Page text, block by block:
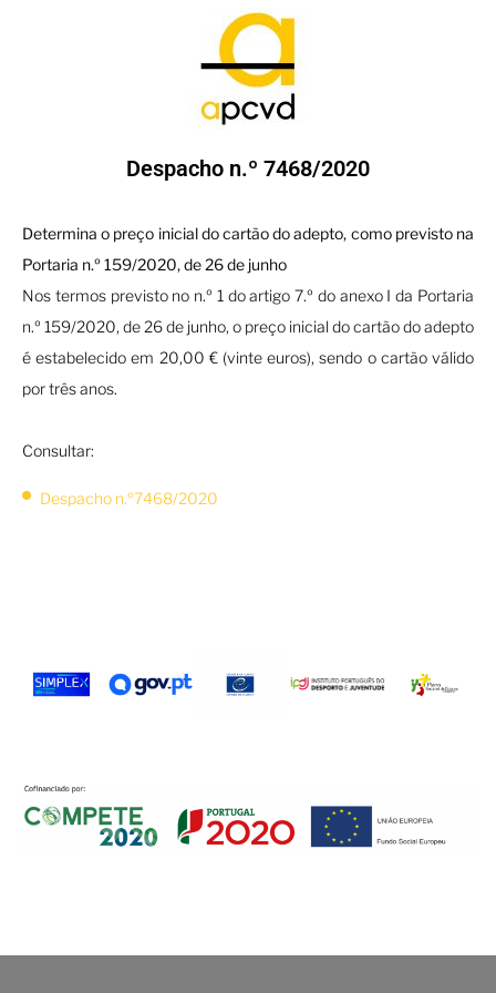
Despacho n.º 7468/2020
Determina o preço inicial do cartão do adepto, como previsto na
Portaria n.º 159/2020, de 26 de junho
Nos termos previsto no n.º 1 do artigo 7.º do anexo I da Portaria
n.º 159/2020, de 26 de junho, o preço inicial do cartão do adepto
é estabelecido em 20,00 € (vinte euros), sendo o cartão válido
por três anos.
Consultar:
Despacho n.º7468/2020